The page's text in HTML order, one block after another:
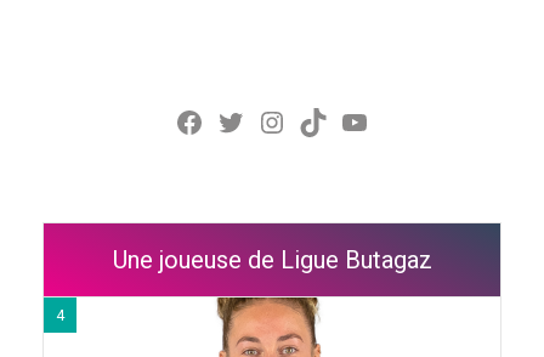
Facebook
Twitter
Instagram
TikTokYouTube
Une joueuse de Ligue Butagaz
4